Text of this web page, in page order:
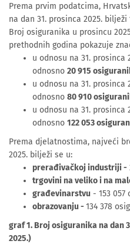
Prema prvim podatcima,
na dan 31. prosinca 2025. bilježi
Broj osiguranika u prosincu
prethodnih godina pokazuje
u odnosu na 31. prosinca
odnosno 20 915
u odnosu na 31. prosinca
odnosno 80 910
u odnosu na 31. prosinca
odnosno 122 053
Prema djelatnostima, najveći
2025. bilježi se u:
prerađivačkoj industriji -
trgovini na veliko i na
građevinarstvu - 153 057
obrazovanju - 134 378
graf 1. Broj osiguranika na dan
2025.)